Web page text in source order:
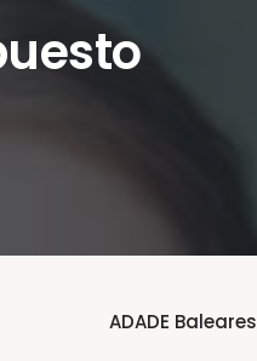
ADADE Baleares